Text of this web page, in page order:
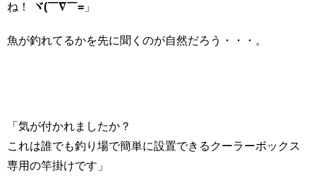
ね！
ヾ(￣∇￣= 」
魚が釣れてるかを先に聞くのが自然だろう・・・。
「気が付かれましたか？
これは誰でも釣り場で簡単に設置できるクーラーボックス
専用の竿掛けです」